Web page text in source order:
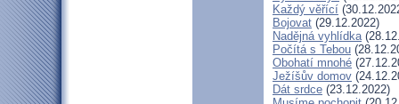
Každý věřící
Bojovat (29.12.2022)
Nadějná vyhlídka
Počítá s Tebou
Obohatí mnohé
Ježíšův domov
Dát srdce (23.12.2022)